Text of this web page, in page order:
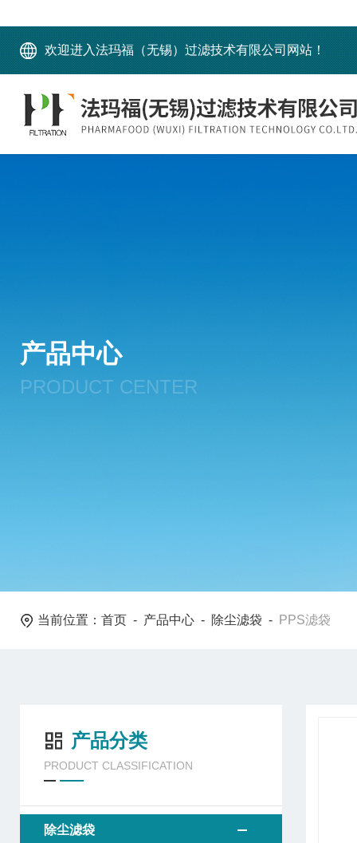
欢迎进入法玛福（无锡）过滤技术有限公司网站！
产品中心
PRODUCT CENTER
当前位置： 首页 - 产品中心 - 除尘滤袋 - PPS滤袋
产品分类
PRODUCT CLASSIFICATION
除尘滤袋